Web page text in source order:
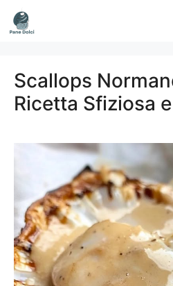
Vai
al
Scallops
Ricetta Sfiziosa